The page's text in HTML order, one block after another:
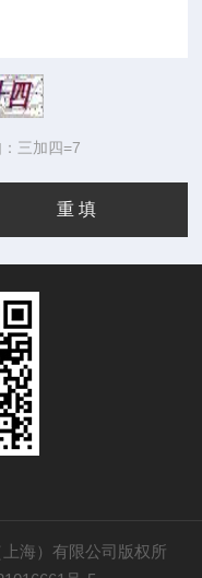
三加四=7
海）有限公司版权所